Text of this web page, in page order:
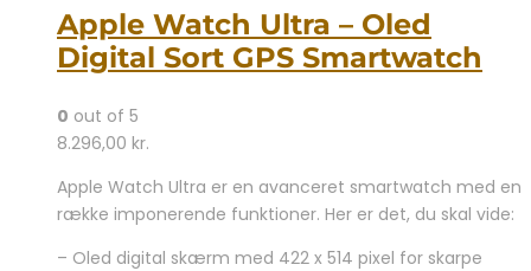
Apple Watch Ultra – Oled
Digital Sort GPS Smartwatch
0 out of 5
8.296,00 kr.
Apple Watch Ultra er en avanceret smartwatch med en
række imponerende funktioner. Her er det, du skal vide:
– Oled digital skærm med 422 x 514 pixel for skarpe